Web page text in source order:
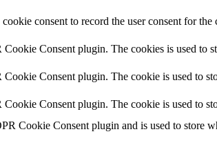
consent to record the user consent for
Consent plugin. The cookies is used to
Consent plugin. The cookie is used to
Consent plugin. The cookie is used to
Cookie Consent plugin and is used to store